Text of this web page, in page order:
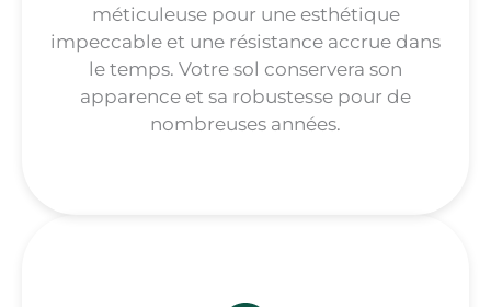
méticuleuse pour une esthétique
impeccable et une résistance accrue dans
le temps. Votre sol conservera son
apparence et sa robustesse pour de
nombreuses années.